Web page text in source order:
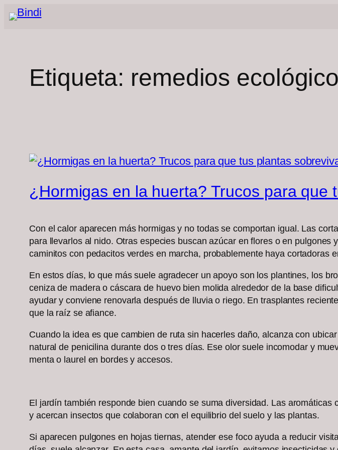
Saltar
Etiqueta: remedios
¿Hormigas en la huerta? Trucos para que
Con el calor aparecen más hormigas y no todas se comportan igual. Las
para llevarlos al nido. Otras especies buscan azúcar en flores o en
caminitos con pedacitos verdes en marcha, probablemente haya cortadoras
En estos días, lo que más suele agradecer un apoyo son los plantines, los
ceniza de madera o cáscara de huevo bien molida alrededor de la base
ayudar y conviene renovarla después de lluvia o riego. En trasplantes
que la raíz se afiance.
Cuando la idea es que cambien de ruta sin hacerles daño, alcanza con
natural de penicilina durante dos o tres días. Ese olor suele incomodar y
menta o laurel en bordes y accesos.
El jardín también responde bien cuando se suma diversidad. Las
y acercan insectos que colaboran con el equilibrio del suelo y las plantas.
Si aparecen pulgones en hojas tiernas, atender ese foco ayuda a reducir